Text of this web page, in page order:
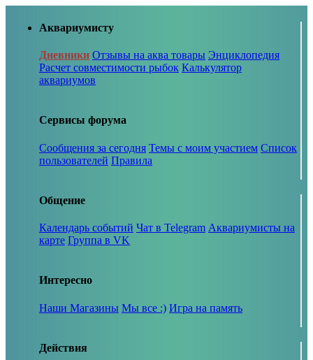
Аквариумисту
Дневники Отзывы на аква товары Энциклопедия
Расчет совместимости рыбок Калькулятор
аквариумов
Сервисы форума
Сообщения за сегодня Темы с моим участием Список
пользователей Правила
Общение
Календарь событий Чат в Telegram Аквариумисты на
карте Группа в VK
Интересно
Наши Магазины Мы все :) Игра на память
Действия